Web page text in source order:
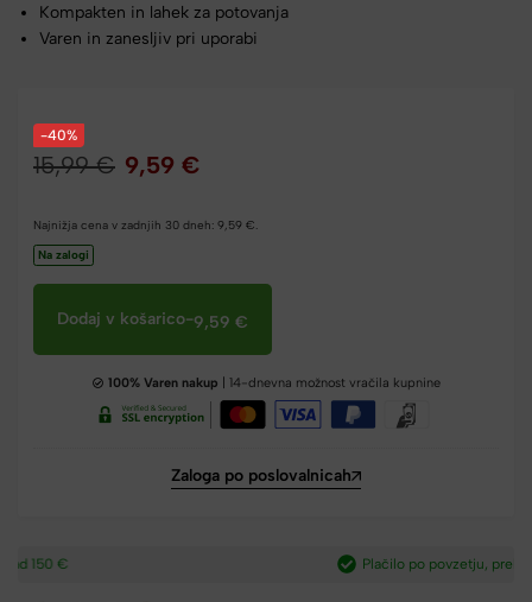
Kompakten in lahek za potovanja
Varen in zanesljiv pri uporabi
-40%
15,99€ 9,59 €
Najnižja cena v zadnjih 30 dneh: 9,59 €
Na zalogi
Dodaj v košarico-9,59 €
100% Varen nakup | 14-dnevna možnost vračila kupnine
Zaloga po poslovalnicah
Plačilo po povzetju, preko paypal-a in kartic.​